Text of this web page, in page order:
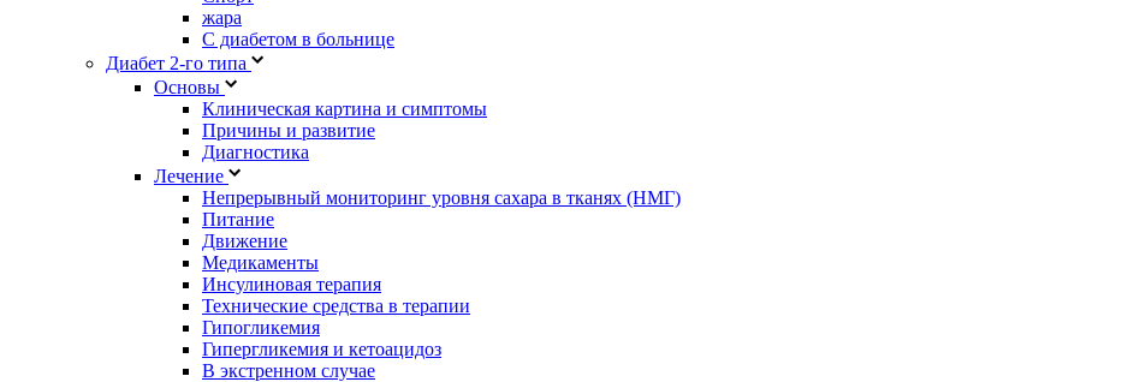
жара
С диабетом в больнице
Диабет 2-го типа
Основы
Клиническая картина и симптомы
Причины и развитие
Диагностика
Лечение
Непрерывный мониторинг уровня сахара в тканях (НМГ)
Питание
Движение
Медикаменты
Инсулиновая терапия
Технические средства в терапии
Гипогликемия
Гипергликемия и кетоацидоз
В экстренном случае